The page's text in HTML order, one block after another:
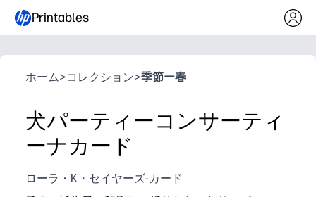
Printables
ホーム>コレクション>季節ー春
犬パーティーコンサーティ
ーナカード
ローラ・K・セイヤーズ-カード